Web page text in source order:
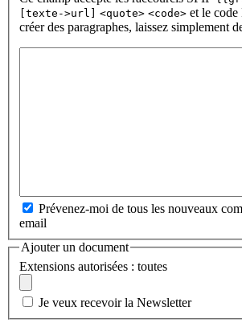
[texte->url]
<quote> <code> et le
créer des paragraphes, laissez simplement
Prévenez-moi de tous les nouveaux
email
Ajouter un document
Extensions autorisées : toutes
Je veux recevoir la Newsletter